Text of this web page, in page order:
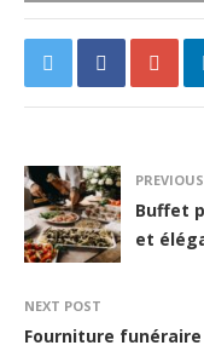
Buffet
et
NEXT POST
Fourniture